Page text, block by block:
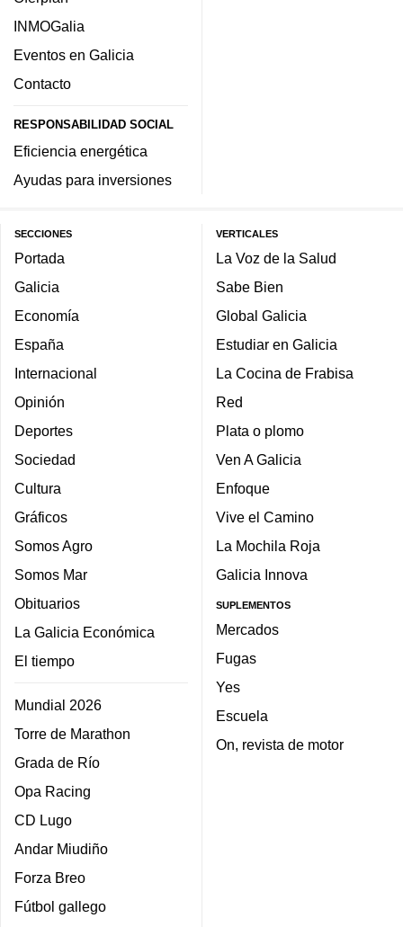
INMOGalia
Eventos en Galicia
Contacto
RESPONSABILIDAD SOCIAL
Eficiencia energética
Ayudas para inversiones
SECCIONES
Portada
Galicia
Economía
España
Internacional
Opinión
Deportes
Sociedad
Cultura
Gráficos
Somos Agro
Somos Mar
Obituarios
La Galicia Económica
El tiempo
Mundial 2026
Torre de Marathon
Grada de Río
Opa Racing
CD Lugo
Andar Miudiño
Forza Breo
Fútbol gallego
VERTICALES
La Voz de la Salud
Sabe Bien
Global Galicia
Estudiar en Galicia
La Cocina de Frabisa
Red
Plata o plomo
Ven A Galicia
Enfoque
Vive el Camino
La Mochila Roja
Galicia Innova
SUPLEMENTOS
Mercados
Fugas
Yes
Escuela
On, revista de motor